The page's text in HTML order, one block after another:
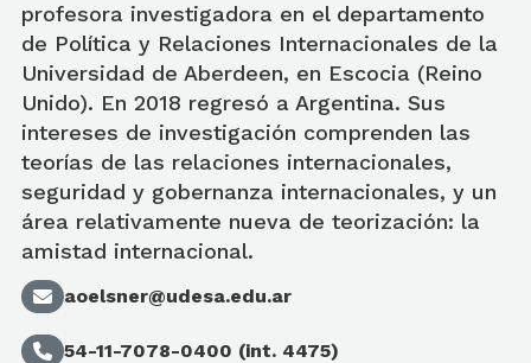
profesora investigadora en el departamento
de Política y Relaciones Internacionales de la
Universidad de Aberdeen, en Escocia (Reino
Unido). En 2018 regresó a Argentina. Sus
intereses de investigación comprenden las
teorías de las relaciones internacionales,
seguridad y gobernanza internacionales, y un
área relativamente nueva de teorización: la
amistad internacional.
aoelsner@udesa.edu.ar
54-11-7078-0400 (int. 4475)